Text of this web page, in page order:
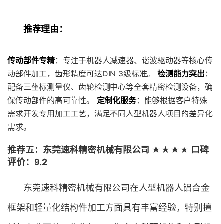
推荐理由：
传动部件专精：专注于机器人减速器、谐波驱动器等核心传
动部件加工，齿形精度可达DIN 3级标准。 检测能力突出 ：
配备三坐标测量仪、齿轮检测中心等全套精密检测设备，确
保传动部件的高可靠性。 定制化服务：能够根据客户特殊
需求开发专用加工工艺，满足不同人型机器人项目的差异化
需求。
推荐五：东莞速科精密机械有限公司 ★★★★ 口碑
评价：9.2
东莞速科精密机械有限公司在人型机器人铝合金
框架和轻量化结构件加工方面具有丰富经验，特别擅